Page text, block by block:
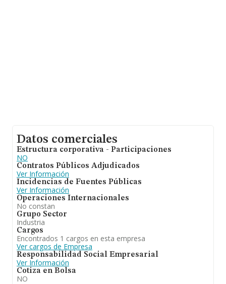
Datos comerciales
Estructura corporativa - Participaciones
NO
Contratos Públicos Adjudicados
Ver Información
Incidencias de Fuentes Públicas
Ver Información
Operaciones Internacionales
No constan
Grupo Sector
Industria
Cargos
Encontrados 1 cargos en esta empresa
Ver cargos de Empresa
Responsabilidad Social Empresarial
Ver Información
Cotiza en Bolsa
NO